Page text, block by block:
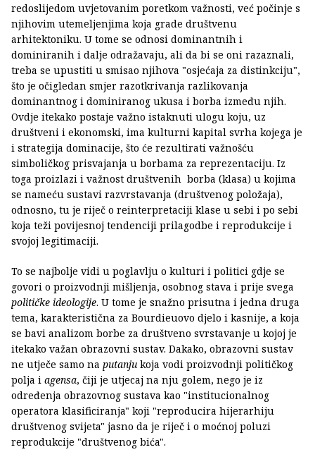
redoslijedom uvjetovanim poretkom važnosti, već počinje s
njihovim utemeljenjima koja grade društvenu
arhitektoniku. U tome se odnosi dominantnih i
dominiranih i dalje odražavaju, ali da bi se oni razaznali,
treba se upustiti u smisao njihova "osjećaja za distinkciju",
što je očigledan smjer razotkrivanja razlikovanja
dominantnog i dominiranog ukusa i borba između njih.
Ovdje itekako postaje važno istaknuti ulogu koju, uz
društveni i ekonomski, ima kulturni kapital svrha kojega je
i strategija dominacije, što će rezultirati važnošću
simboličkog prisvajanja u borbama za reprezentaciju. Iz
toga proizlazi i važnost društvenih borba (klasa) u kojima
se nameću sustavi razvrstavanja (društvenog položaja),
odnosno, tu je riječ o reinterpretaciji klase u sebi i po sebi
koja teži povijesnoj tendenciji prilagodbe i reprodukcije i
svojoj legitimaciji.
To se najbolje vidi u poglavlju o kulturi i politici gdje se
govori o proizvodnji mišljenja, osobnog stava i prije svega
političke ideologije. U tome je snažno prisutna i jedna druga
tema, karakteristična za Bourdieuovo djelo i kasnije, a koja
se bavi analizom borbe za društveno svrstavanje u kojoj je
itekako važan obrazovni sustav. Dakako, obrazovni sustav
ne utječe samo na putanju koja vodi proizvodnji političkog
polja i agensa, čiji je utjecaj na nju golem, nego je iz
određenja obrazovnog sustava kao "institucionalnog
operatora klasificiranja" koji "reproducira hijerarhiju
društvenog svijeta" jasno da je riječ i o moćnoj poluzi
reprodukcije "društvenog bića".